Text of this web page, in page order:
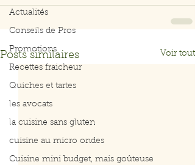
Actualités
Conseils de Pros
Promotions
Recettes fraicheur
Quiches et tartes
les avocats
la cuisine sans gluten
cuisine au micro ondes
Cuisine mini budget, mais goûteuse
Posts similaires Voir tout